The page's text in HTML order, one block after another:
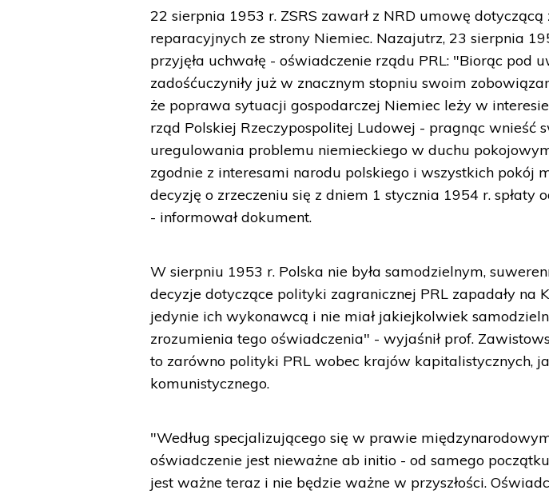
22 sierpnia 1953 r. ZSRS zawarł z NRD umowę
reparacyjnych ze strony Niemiec. Nazajutrz, 23 sierpnia
przyjęła uchwałę - oświadczenie rządu PRL: "Biorąc pod
zadośćuczyniły już w znacznym stopniu swoim
że poprawa sytuacji gospodarczej Niemiec leży w
rząd Polskiej Rzeczypospolitej Ludowej - pragnąc wnieść
uregulowania problemu niemieckiego w duchu
zgodnie z interesami narodu polskiego i wszystkich pokój
decyzję o zrzeczeniu się z dniem 1 stycznia 1954 r. spłaty
- informował dokument.
W sierpniu 1953 r. Polska nie była samodzielnym,
decyzje dotyczące polityki zagranicznej PRL zapadały na
jedynie ich wykonawcą i nie miał jakiejkolwiek
zrozumienia tego oświadczenia" - wyjaśnił prof.
to zarówno polityki PRL wobec krajów kapitalistycznych,
komunistycznego.
"Według specjalizującego się w prawie
oświadczenie jest nieważne ab initio - od samego
jest ważne teraz i nie będzie ważne w przyszłości.